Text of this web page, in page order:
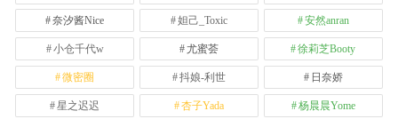
奈汐酱Nice 妲己_Toxic 安然anran
小仓千代w 尤蜜荟 徐莉芝Booty
微密圈 抖娘-利世 日奈娇
星之迟迟 杏子Yada 杨晨晨Yome